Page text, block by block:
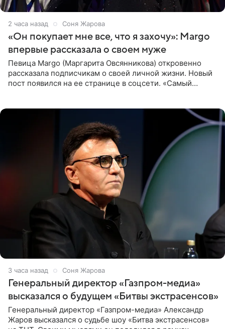
2 часа назад Соня Жарова
«Он покупает мне все, что я захочу»: Margo
впервые рассказала о своем муже
Певица Margo (Маргарита Овсянникова) откровенно
рассказала подписчикам о своей личной жизни. Новый
пост появился на ее странице в соцсети. «Самый
3 часа назад Соня Жарова
Генеральный директор «Газпром-медиа»
высказался о будущем «Битвы экстрасенсов»
Генеральный директор «Газпром-медиа» Александр
Жаров высказался о судьбе шоу «Битва экстрасенсов»